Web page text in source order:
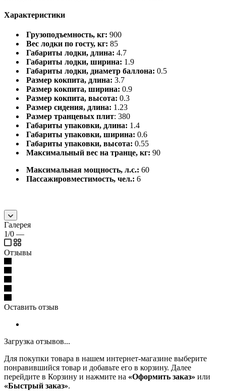
Характеристики
Грузоподъемность, кг: 900
Вес лодки по госту, кг: 85
Габариты лодки, длина: 4.7
Габариты лодки, ширина: 1.9
Габариты лодки, диаметр баллона: 0.5
Размер кокпита, длина: 3.7
Размер кокпита, ширина: 0.9
Размер кокпита, высота: 0.3
Размер сидения, длина: 1.23
Размер транцевых плит: 380
Габариты упаковки, длина: 1.4
Габариты упаковки, ширина: 0.6
Габариты упаковки, высота: 0.55
Максимальный вес на транце, кг: 90
Максимальная мощность, л.с.: 60
Пассажировместимость, чел.: 6
Галерея
1/0 —
Отзывы
Оставить отзыв
Загрузка отзывов...
Для покупки товара в нашем интернет-магазине выберите
понравившийся товар и добавьте его в корзину. Далее
перейдите в Корзину и нажмите на «Оформить заказ» или
«Быстрый заказ».